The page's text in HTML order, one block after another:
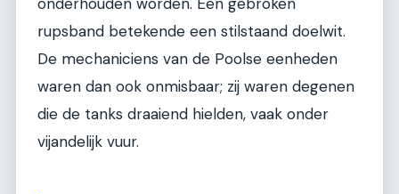
rupsband betekende een stilstaand doelwit.
De mechaniciens van de Poolse eenheden
waren dan ook onmisbaar; zij waren degenen
die de tanks draaiend hielden, vaak onder
vijandelijk vuur.